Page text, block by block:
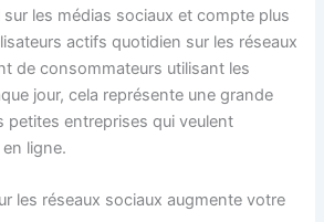
les médias sociaux et compte plus
actifs quotidien sur les réseaux
de consommateurs utilisant les
jour, cela représente une grande
petites entreprises qui veulent
ligne.
les réseaux sociaux augmente votre